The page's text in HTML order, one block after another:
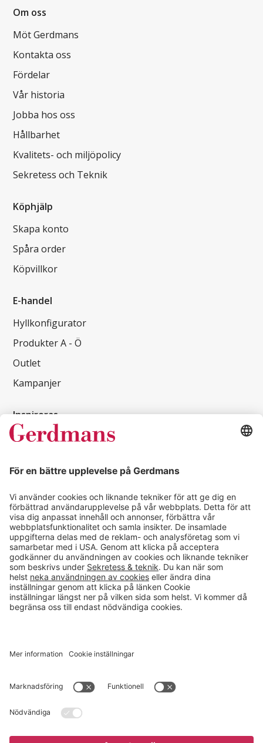
Om oss
Möt Gerdmans
Kontakta oss
Fördelar
Vår historia
Jobba hos oss
Hållbarhet
Kvalitets- och miljöpolicy
Sekretess och Teknik
Köphjälp
Skapa konto
Spåra order
Köpvillkor
E-handel
Hyllkonfigurator
Produkter A - Ö
Outlet
Kampanjer
Inspireras
Kundcase
Läsvärt
Kontakt
info@gerdmans.se
0433-740 80
Kundservice öppettider
Vardagar 07.30-17.00
© 2026 Gerdmans Inredningar AB Alla priser är exklusive moms.
Cookie inställningar